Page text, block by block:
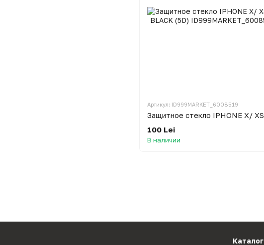
Артикул: ID999MARKET_6008519
100 Lei
В наличии
Каталог